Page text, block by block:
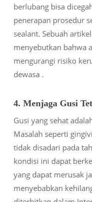
berlubang bisa
penerapan prosedur
sealant. Sebuah
menyebutkan bahwa
mengurangi risiko
dewasa .
4. Menjaga Gusi
Gusi yang sehat
Masalah seperti
tidak disadari pada
kondisi ini dapat
yang dapat merusak
menyebabkan